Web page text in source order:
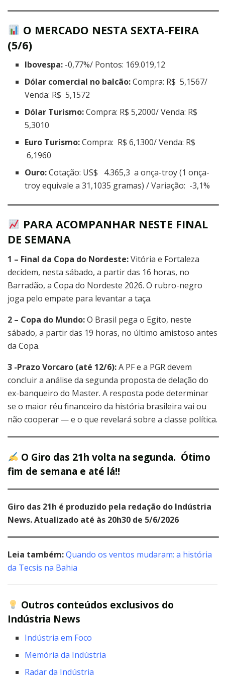
O MERCADO NESTA SEXTA-FEIRA
(5/6)
Ibovespa: -0,77%/ Pontos: 169.019,12
Dólar comercial no balcão:Compra: R$ 5,1567/
Venda: R$ 5,1572
Dólar Turismo:Compra: R$ 5,2000/ Venda: R$
5,3010
Euro Turismo:Compra: R$ 6,1300/ Venda: R$
6,1960
Ouro:Cotação: US$ 4.365,3 a onça-troy (1 onça-
troy equivale a 31,1035 gramas) / Variação: -3,1%
PARA ACOMPANHAR NESTE FINAL
DE SEMANA
1 – Final da Copa do Nordeste:Vitória e Fortaleza
decidem, nesta sábado, a partir das 16 horas, no
Barradão, a Copa do Nordeste 2026. O rubro-negro
joga pelo empate para levantar a taça.
2 – Copa do Mundo:O Brasil pega o Egito, neste
sábado, a partir das 19 horas, no último amistoso antes
da Copa.
3 -Prazo Vorcaro (até 12/6):A PF e a PGR devem
concluir a análise da segunda proposta de delação do
ex-banqueiro do Master. A resposta pode determinar
se o maior réu financeiro da história brasileira vai ou
não cooperar — e o que revelará sobre a classe política.
O Giro das 21h volta na segunda. Ótimo
fim de semana e até lá!!
Giro das 21h é produzido pela redação do Indústria
News. Atualizado até às 20h30 de 5/6/2026
Leia também:Quando os ventos mudaram: a história
da Tecsis na Bahia
Outros conteúdos exclusivos do
Indústria News
Indústria em Foco
Memória da Indústria
Radar da Indústria